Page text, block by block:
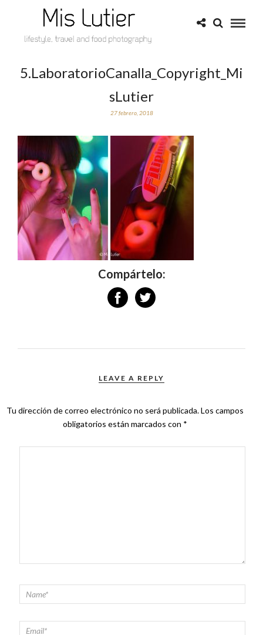
5.LaboratorioCanalla_Copyright_Mi
sLutier
27 febrero, 2018
Compártelo:
LEAVE A REPLY
Tu dirección de correo electrónico no será publicada.Los campos
obligatorios están marcados con *